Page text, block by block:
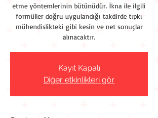
etme yöntemlerinin bütünüdür. İkna ile ilgili
formüller doğru uygulandığı takdirde tıpkı
mühendislikteki gibi kesin ve net sonuçlar
alınacaktır.
Kayıt Kapalı
Diğer etkinlikleri gör